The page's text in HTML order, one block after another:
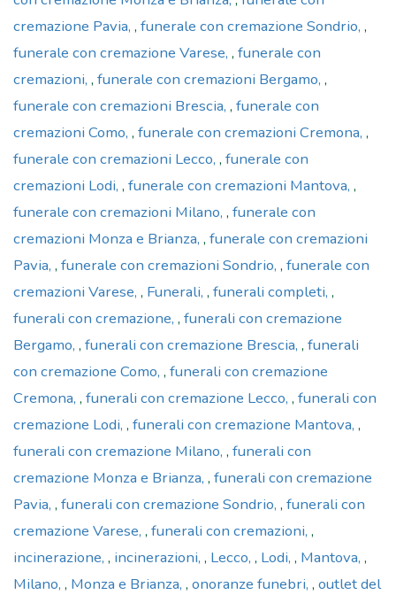
cremazione Pavia , funerale con cremazione Sondrio ,
funerale con cremazione Varese , funerale con
cremazioni , funerale con cremazioni Bergamo ,
funerale con cremazioni Brescia , funerale con
cremazioni Como , funerale con cremazioni Cremona ,
funerale con cremazioni Lecco , funerale con
cremazioni Lodi , funerale con cremazioni Mantova ,
funerale con cremazioni Milano , funerale con
cremazioni Monza e Brianza , funerale con cremazioni
Pavia , funerale con cremazioni Sondrio , funerale con
cremazioni Varese , Funerali , funerali completi ,
funerali con cremazione , funerali con cremazione
Bergamo , funerali con cremazione Brescia , funerali
con cremazione Como , funerali con cremazione
Cremona , funerali con cremazione Lecco , funerali con
cremazione Lodi , funerali con cremazione Mantova ,
funerali con cremazione Milano , funerali con
cremazione Monza e Brianza , funerali con cremazione
Pavia , funerali con cremazione Sondrio , funerali con
cremazione Varese , funerali con cremazioni ,
incinerazione , incinerazioni , Lecco , Lodi , Mantova ,
Milano , Monza e Brianza , onoranze funebri , outlet del